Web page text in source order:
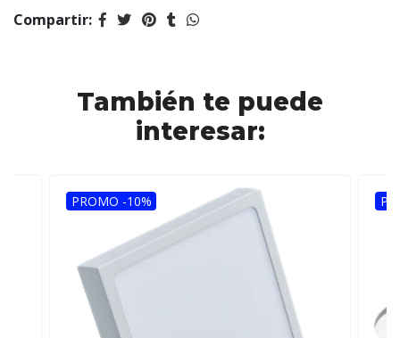
Compartir:
También te puede
interesar:
PROMO -10%